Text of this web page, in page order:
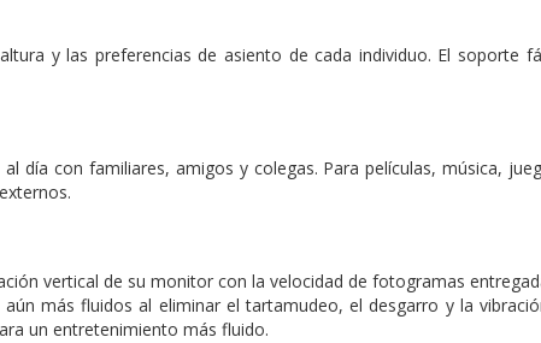
y las preferencias de asiento de cada individuo. El soporte
día con familiares, amigos y colegas. Para películas, música,
vertical de su monitor con la velocidad de fotogramas
más fluidos al eliminar el tartamudeo, el desgarro y la
un entretenimiento más fluido.